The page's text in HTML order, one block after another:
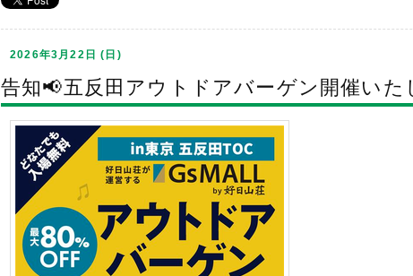
2026年3月22日 (日)
告知📢五反田アウトドアバーゲン開催いた